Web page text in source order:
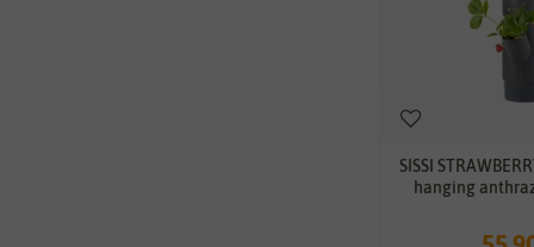
SISSI
hanging